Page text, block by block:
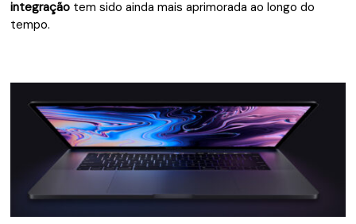
integração tem sido ainda mais aprimorada ao longo do
tempo.